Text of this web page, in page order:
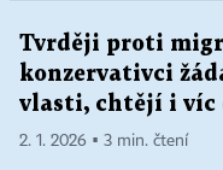
Tvrději proti
konzervativci
vlasti, chtějí i víc
2. 1. 2026 ▪ 3 min. čtení